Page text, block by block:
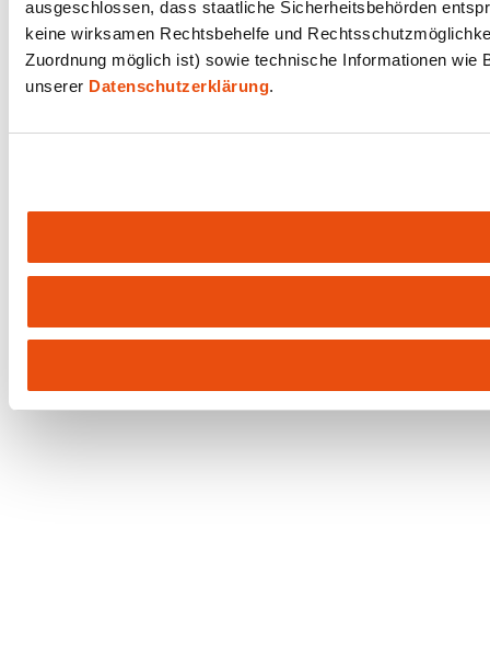
ausgeschlossen, dass staatliche Sicherheitsbehörden
keine wirksamen Rechtsbehelfe und
Zuordnung möglich ist) sowie technische Informationen wie
unserer Datenschutzerklärung.